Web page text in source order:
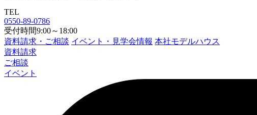
TEL
0550-89-0786
受付時間9:00～18:00
資料請求・ご相談 イベント・見学会情報 本社モデルハウス
資料請求
ご相談
イベント